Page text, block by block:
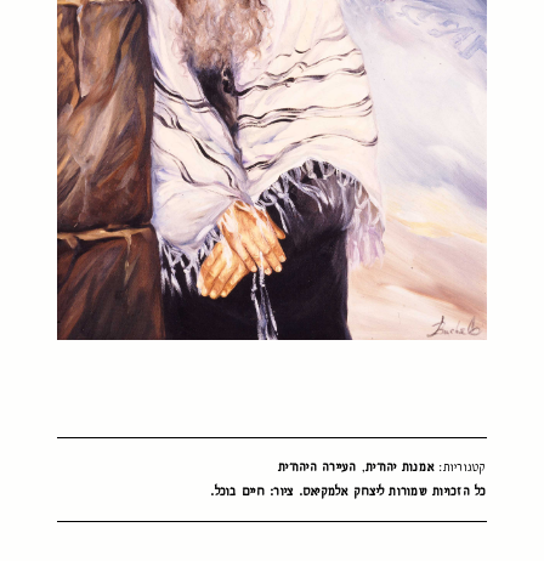
קטגוריות:אמנות יהודית, העיירה היהודית
כל הזכויות שמורות ליצחק אלמקיאס. ציור: חיים בוכל.